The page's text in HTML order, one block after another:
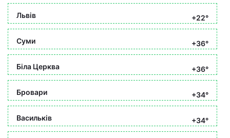
Львів +22°
Суми +36°
Біла Церква +36°
Бровари +34°
Васильків +34°